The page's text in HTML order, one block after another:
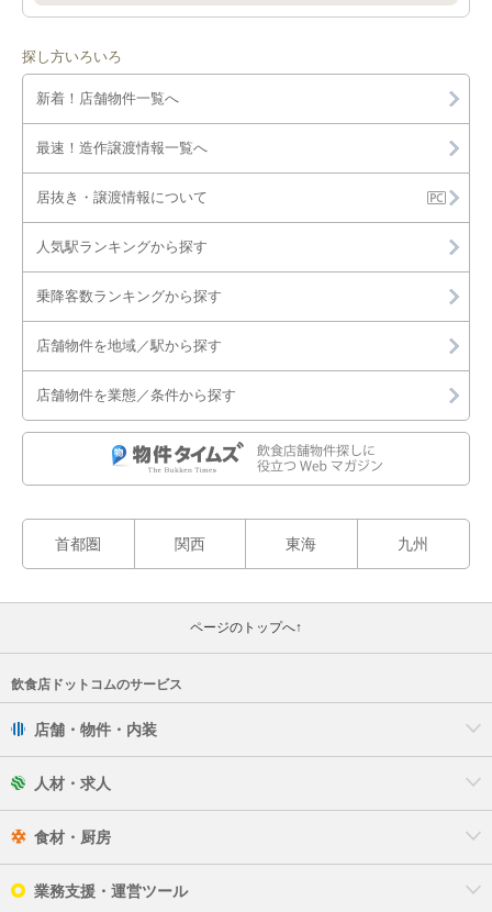
探し方いろいろ
新着！店舗物件一覧へ
最速！造作譲渡情報一覧へ
居抜き・譲渡情報について
人気駅ランキングから探す
乗降客数ランキングから探す
店舗物件を地域／駅から探す
店舗物件を業態／条件から探す
首都圏 関西 東海 九州
ページのトップへ↑
飲食店ドットコムのサービス
店舗・物件・内装
人材・求人
食材・厨房
業務支援・運営ツール